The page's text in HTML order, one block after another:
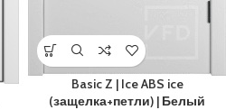
Basic Z | Ice ABS ice
(защелка+петли) | Белый